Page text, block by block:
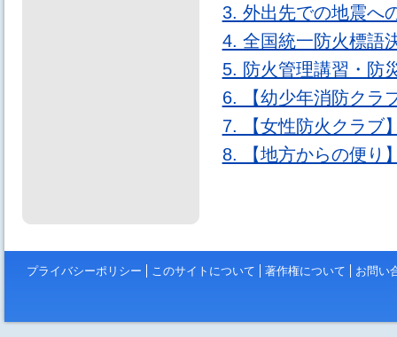
3. 外出先での地震へ
4. 全国統一防火標
5. 防火管理講習・防
6. 【幼少年消防クラ
7. 【女性防火クラブ
8. 【地方からの便り
プライバシーポリシー このサイトについて 著作権について お問い